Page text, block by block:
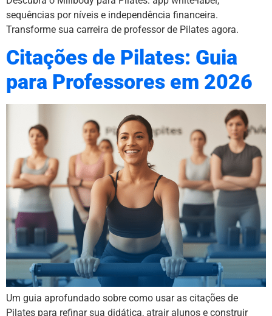
sequências por níveis e independência financeira.
Transforme sua carreira de professor de Pilates agora.
Citações de Pilates: Guia
para Professores em 2026
Um guia aprofundado sobre como usar as citações de
Pilates para refinar sua didática, atrair alunos e construir